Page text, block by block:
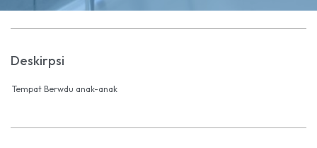
Deskirpsi
Tempat Berwdu anak-anak